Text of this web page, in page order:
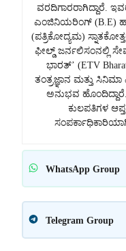
ವರದಿಗಾರರಾಗಿದ್ದಾರೆ.
ಎಂಜಿನಿಯರಿಂಗ್ (B.E)
(ಪತ್ರಿಕೋದ್ಯಮ)
ಫೀಲ್ಡ್ ಜರ್ನಲಿಸಂನಲ್ಲಿ
ಭಾರತ್’ (ETV
ತಂತ್ರಜ್ಞಾನ ಮತ್ತು
ಅನುಭವ ಹೊಂದಿದ್ದಾರೆ.
ಕುಲಪತಿಗಳ
ಸಂಪರ್ಕಾಧಿಕಾರಿಯಾಗಿ
WhatsApp Group
Telegram Group